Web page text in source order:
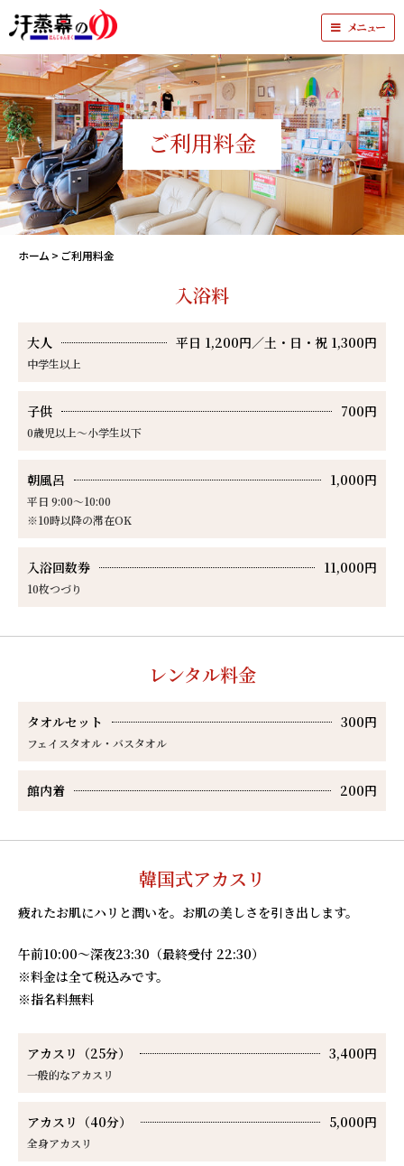
メニュー
ご利用料金
ホーム > ご利用料金
入浴料
大人 平日 1,200円／土・日・祝 1,300円
中学生以上
子供 700円
0歳児以上～小学生以下
朝風呂 1,000円
平日 9:00～10:00
※10時以降の滞在OK
入浴回数券 11,000円
10枚つづり
レンタル料金
タオルセット 300円
フェイスタオル・バスタオル
館内着 200円
韓国式アカスリ
疲れたお肌にハリと潤いを。お肌の美しさを引き出します。
午前10:00～深夜23:30（最終受付 22:30）
※料金は全て税込みです。
※指名料無料
アカスリ（25分） 3,400円
一般的なアカスリ
アカスリ（40分） 5,000円
全身アカスリ